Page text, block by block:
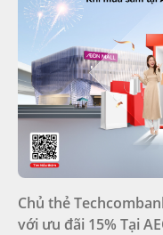
TUYỂN DỤNG
LIÊN HỆ
Chủ thẻ
với ưu đãi 15% Tại